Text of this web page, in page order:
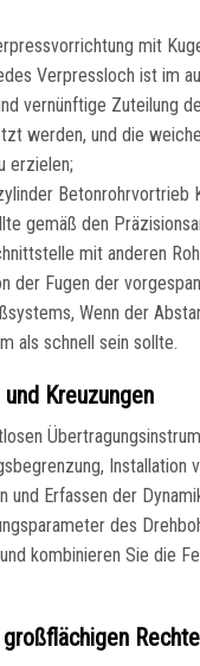
mit
Verpressloch ist im
vernünftige Zuteilung
werden, und die
erzielen;
Betonrohrvortrieb
gemäß den
mit anderen
der Fugen der
Wenn der
als schnell sein sollte.
Kreuzungen
und Erfassen der
des
kombinieren Sie die